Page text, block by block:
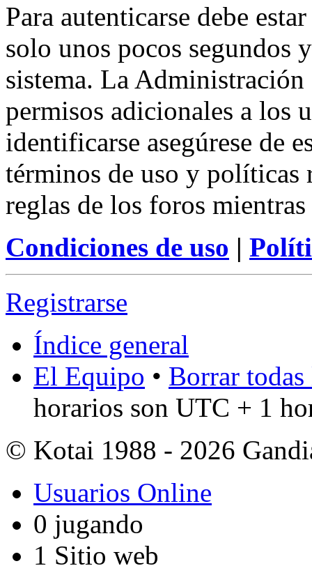
Para autenticarse debe
solo unos pocos segundos
sistema. La
permisos adicionales a los
identificarse asegúrese de
términos de uso y políticas
reglas de los foros
Condiciones de uso |
Registrarse
Índice general
El Equipo • Borrar
horarios son UTC + 1
© Kotai 1988 - 2026
Usuarios Online
0 jugando
1 Sitio web